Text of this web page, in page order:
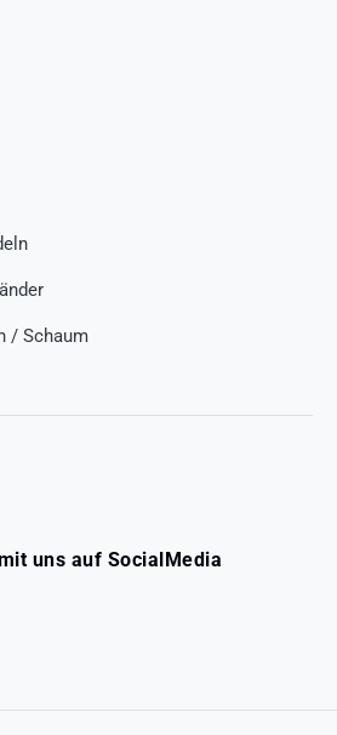
/ Schaum
uns auf SocialMedia